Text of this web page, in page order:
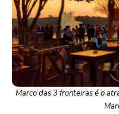
Marco das 3 fronteiras é o